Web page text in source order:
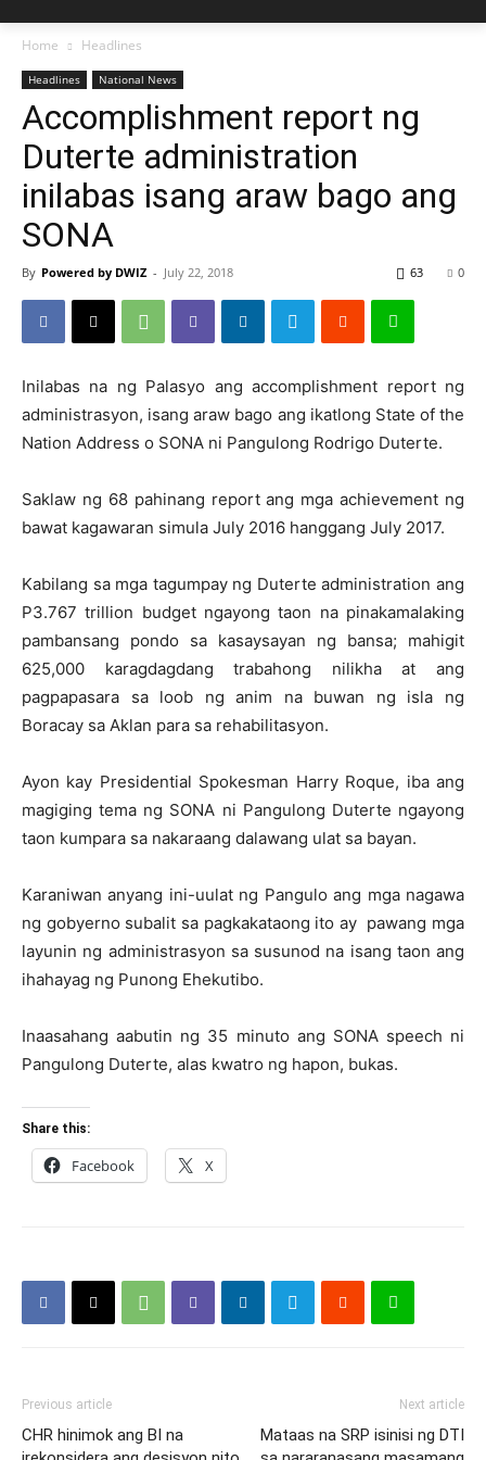
Home Headlines
Headlines National News
Accomplishment report ng
Duterte administration
inilabas isang araw bago ang
SONA
By Powered by DWIZ - July 22, 2018 0
63
Inilabas na ng Palasyo ang accomplishment report ng
administrasyon, isang araw bago ang ikatlong State of the
Nation Address o SONA ni Pangulong Rodrigo Duterte.
Saklaw ng 68 pahinang report ang mga achievement ng
bawat kagawaran simula July 2016 hanggang July 2017.
Kabilang sa mga tagumpay ng Duterte administration ang
P3.767 trillion budget ngayong taon na pinakamalaking
pambansang pondo sa kasaysayan ng bansa; mahigit
625,000 karagdagdang trabahong nilikha at ang
pagpapasara sa loob ng anim na buwan ng isla ng
Boracay sa Aklan para sa rehabilitasyon.
Ayon kay Presidential Spokesman Harry Roque, iba ang
magiging tema ng SONA ni Pangulong Duterte ngayong
taon kumpara sa nakaraang dalawang ulat sa bayan.
Karaniwan anyang ini-uulat ng Pangulo ang mga nagawa
ng gobyerno subalit sa pagkakataong ito ay pawang mga
layunin ng administrasyon sa susunod na isang taon ang
ihahayag ng Punong Ehekutibo.
Inaasahang aabutin ng 35 minuto ang SONA speech ni
Pangulong Duterte, alas kwatro ng hapon, bukas.
Share this:
Facebook X
Previous article
CHR hinimok ang BI na
Next article
Mataas na SRP isinisi ng DTI